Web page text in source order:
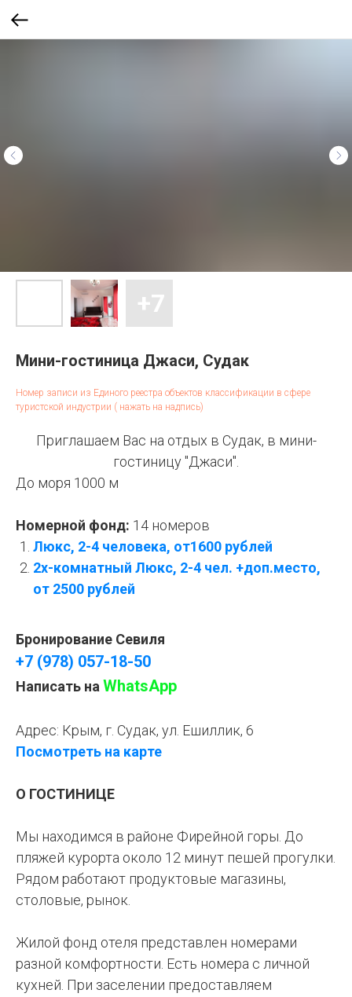
Мини-гостиница Джаси, Судак
Номер записи из Единого реестра объектов классификации в сфере
туристской индустрии ( нажать на надпись)
Приглашаем Вас на отдых в Судак, в мини-
гостиницу "Джаси".
До моря 1000 м
Номерной фонд: 14 номеров
Люкс, 2-4 человека, от1600 рублей
2х-комнатный Люкс, 2-4 чел. +доп.место,
от 2500 рублей
Бронирование Севиля
+7 (978) 057-18-50
Написать на WhatsApp
Адрес: Крым, г. Судак, ул. Ешиллик, 6
Посмотреть на карте
О ГОСТИНИЦЕ
Мы находимся в районе Фирейной горы. До
пляжей курорта около 12 минут пешей прогулки.
Рядом работают продуктовые магазины,
столовые, рынок.
Жилой фонд отеля представлен номерами
разной комфортности. Есть номера с личной
кухней. При заселении предоставляем